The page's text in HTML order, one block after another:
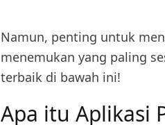
Namun, penting untuk
menemukan yang paling
terbaik di bawah ini!
Apa itu Aplikasi